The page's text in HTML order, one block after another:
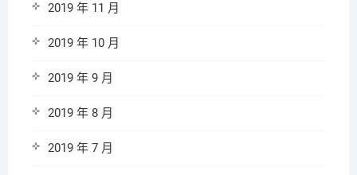
2019 年 11 月
2019 年 10 月
2019 年 9 月
2019 年 8 月
2019 年 7 月